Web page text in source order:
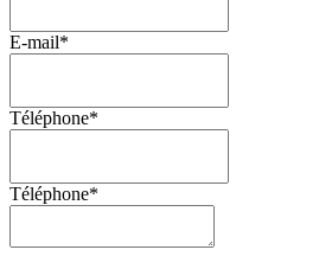
E-mail*
Téléphone*
Téléphone*